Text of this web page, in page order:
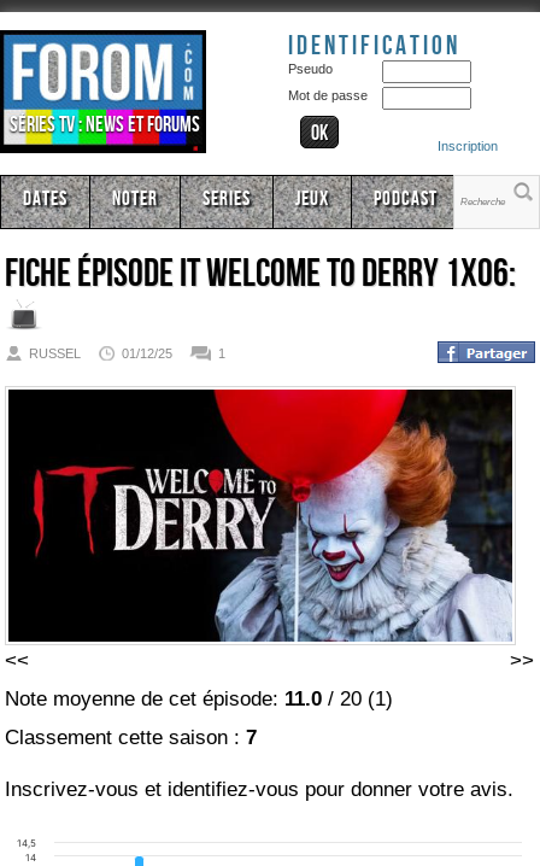
Séries TV : news et forums
Identification
Pseudo
Mot de passe
Inscription
Dates Noter Series Jeux Podcast
Fiche épisodeIt Welcome to Derry 1x06:
RUSSEL 01/12/25 1
<<
>>
Note moyenne de cet épisode: 11.0 / 20 (1)
Classement cette saison :7
Inscrivez-vous et identifiez-vous pour donner votre avis.
14
14,5